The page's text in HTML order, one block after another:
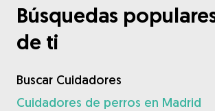
Búsquedas
de ti
Buscar Cuidadores
Cuidadores de perros en Madrid